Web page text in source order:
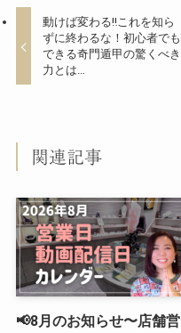
動けば変わる‼︎これを知ら
ずに終わるな！初心者でも
できる奇門遁甲の驚くべき
力とは…
関連記事
📢8月のお知らせ〜店舗営